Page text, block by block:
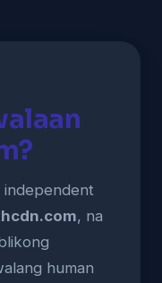
independent
, na
human